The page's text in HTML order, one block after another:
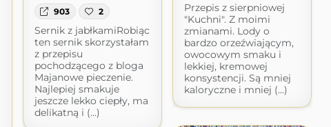
Przepis z sierpniowej
"Kuchni". Z moimi
zmianami. Lody o
bardzo orzeźwiającym,
owocowym smaku i
lekkiej, kremowej
konsystencji. Są mniej
kaloryczne i mniej (...)
903 2
Sernik z jabłkamiRobiąc
ten sernik skorzystałam
z przepisu
pochodzącego z bloga
Majanowe pieczenie.
Najlepiej smakuje
jeszcze lekko ciepły, ma
delikatną i (...)